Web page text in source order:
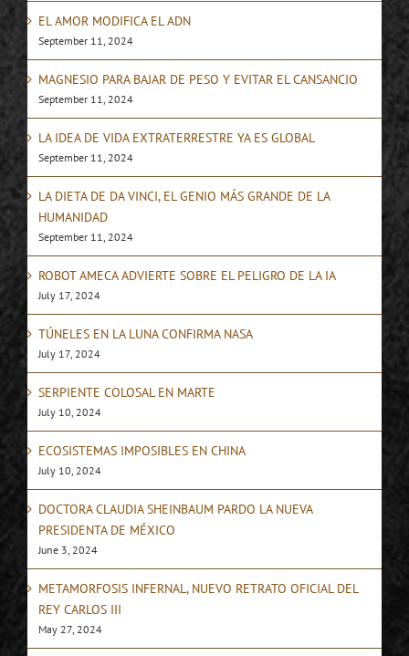
EL AMOR MODIFICA EL ADN
September 11, 2024
MAGNESIO PARA BAJAR DE PESO Y EVITAR EL CANSANCIO
September 11, 2024
LA IDEA DE VIDA EXTRATERRESTRE YA ES GLOBAL
September 11, 2024
LA DIETA DE DA VINCI, EL GENIO MÁS GRANDE DE LA
HUMANIDAD
September 11, 2024
ROBOT AMECA ADVIERTE SOBRE EL PELIGRO DE LA IA
July 17, 2024
TÚNELES EN LA LUNA CONFIRMA NASA
July 17, 2024
SERPIENTE COLOSAL EN MARTE
July 10, 2024
ECOSISTEMAS IMPOSIBLES EN CHINA
July 10, 2024
DOCTORA CLAUDIA SHEINBAUM PARDO LA NUEVA
PRESIDENTA DE MÉXICO
June 3, 2024
METAMORFOSIS INFERNAL, NUEVO RETRATO OFICIAL DEL
REY CARLOS III
May 27, 2024